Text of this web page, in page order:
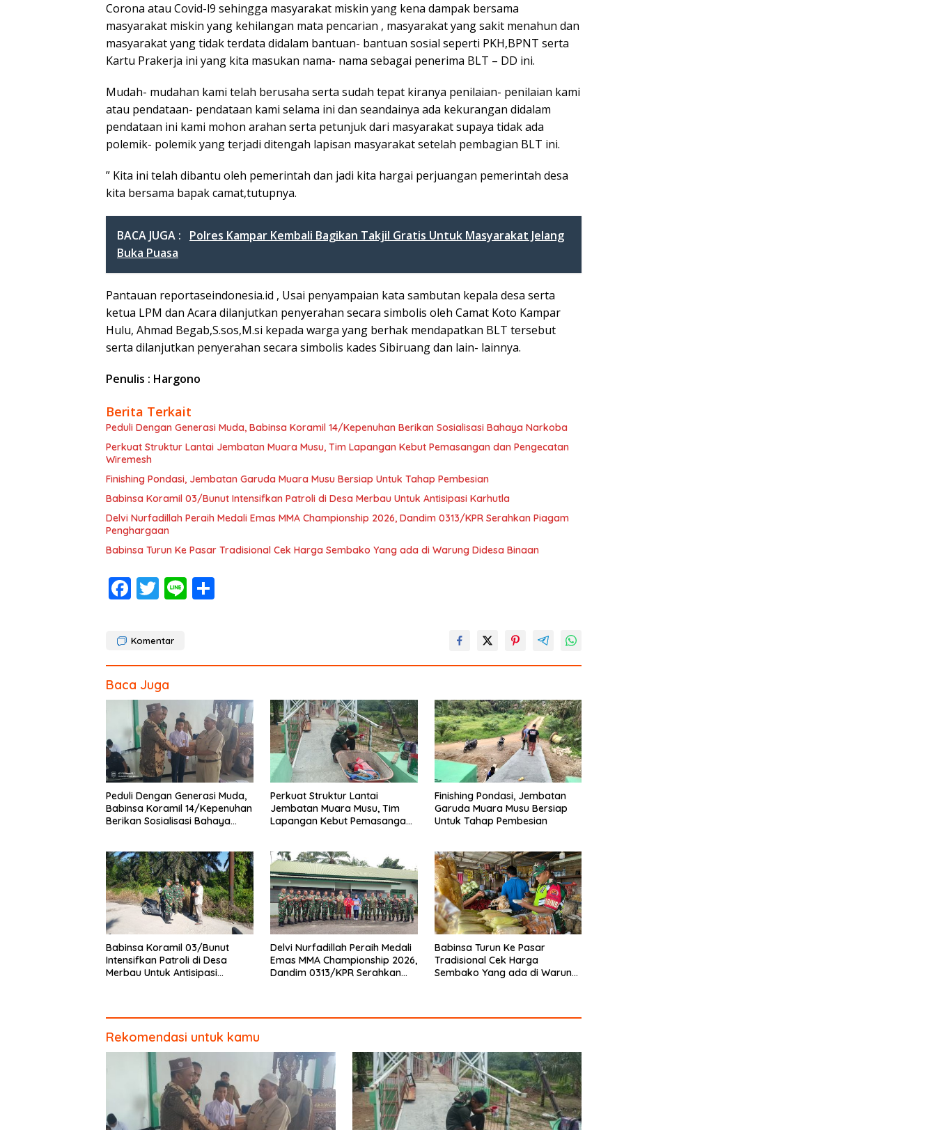
Corona atau Covid-l9 sehingga masyarakat miskin yang kena dampak bersama
masyarakat miskin yang kehilangan mata pencarian , masyarakat yang sakit menahun dan
masyarakat yang tidak terdata didalam bantuan- bantuan sosial seperti PKH,BPNT serta
Kartu Prakerja ini yang kita masukan nama- nama sebagai penerima BLT – DD ini.
Mudah- mudahan kami telah berusaha serta sudah tepat kiranya penilaian- penilaian kami
atau pendataan- pendataan kami selama ini dan seandainya ada kekurangan didalam
pendataan ini kami mohon arahan serta petunjuk dari masyarakat supaya tidak ada
polemik- polemik yang terjadi ditengah lapisan masyarakat setelah pembagian BLT ini.
” Kita ini telah dibantu oleh pemerintah dan jadi kita hargai perjuangan pemerintah desa
kita bersama bapak camat,tutupnya.
BACA JUGA :
Polres Kampar Kembali Bagikan Takjil Gratis Untuk Masyarakat Jelang
Buka Puasa
Pantauan reportaseindonesia.id , Usai penyampaian kata sambutan kepala desa serta
ketua LPM dan Acara dilanjutkan penyerahan secara simbolis oleh Camat Koto Kampar
Hulu, Ahmad Begab,S.sos,M.si kepada warga yang berhak mendapatkan BLT tersebut
serta dilanjutkan penyerahan secara simbolis kades Sibiruang dan lain- lainnya.
Penulis : Hargono
Berita Terkait
Peduli Dengan Generasi Muda, Babinsa Koramil 14/Kepenuhan Berikan Sosialisasi Bahaya Narkoba
Perkuat Struktur Lantai Jembatan Muara Musu, Tim Lapangan Kebut Pemasangan dan Pengecatan
Wiremesh
Finishing Pondasi, Jembatan Garuda Muara Musu Bersiap Untuk Tahap Pembesian
Babinsa Koramil 03/Bunut Intensifkan Patroli di Desa Merbau Untuk Antisipasi Karhutla
Delvi Nurfadillah Peraih Medali Emas MMA Championship 2026, Dandim 0313/KPR Serahkan Piagam
Penghargaan
Babinsa Turun Ke Pasar Tradisional Cek Harga Sembako Yang ada di Warung Didesa Binaan
F
e
o
o
k
T
itt
Li
Komentar
Baca Juga
Peduli Dengan Generasi Muda,
Babinsa Koramil 14/Kepenuhan
Berikan Sosialisasi Bahaya
Perkuat Struktur Lantai
Jembatan Muara Musu, Tim
Lapangan Kebut Pemasangan
Finishing Pondasi, Jembatan
Garuda Muara Musu Bersiap
Untuk Tahap Pembesian
Babinsa Koramil 03/Bunut
Intensifkan Patroli di Desa
Merbau Untuk Antisipasi
Delvi Nurfadillah Peraih Medali
Emas MMA Championship 2026,
Dandim 0313/KPR Serahkan
Babinsa Turun Ke Pasar
Tradisional Cek Harga
Sembako Yang ada di Warung
Rekomendasi untuk kamu